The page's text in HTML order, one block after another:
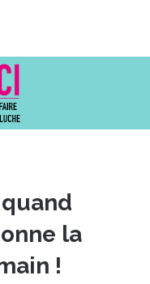
quand
la
!